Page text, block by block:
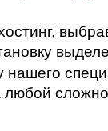
нашего
любой